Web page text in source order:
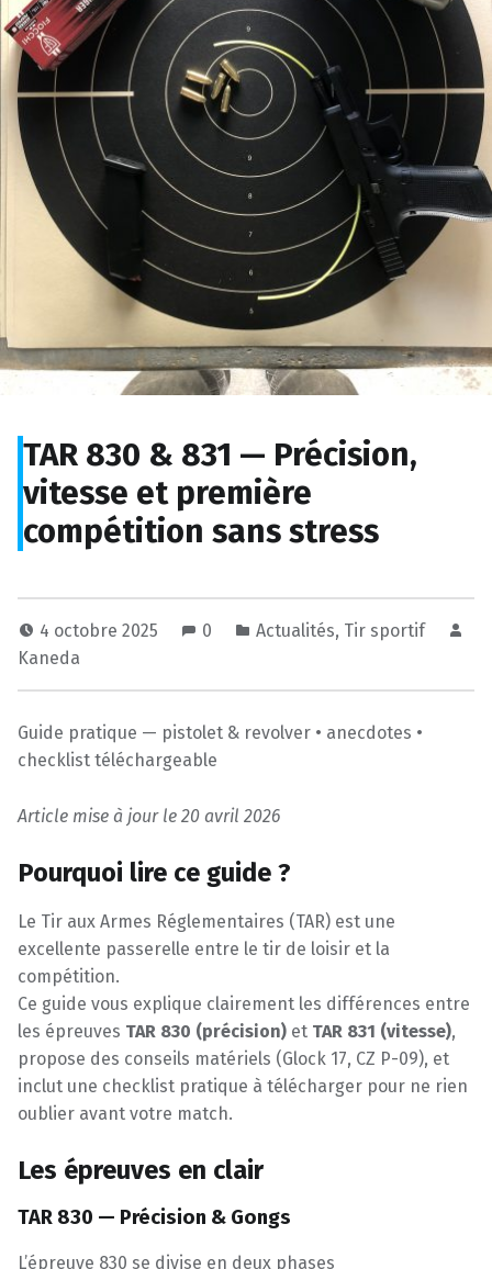
TAR 830 & 831 — Précision,
vitesse et première
compétition sans stress
4 octobre 2025 0 Actualités, Tir sportif
Kaneda
Guide pratique — pistolet & revolver • anecdotes •
checklist téléchargeable
Article mise à jour le 20 avril 2026
Pourquoi lire ce guide ?
Le Tir aux Armes Réglementaires (TAR) est une
excellente passerelle entre le tir de loisir et la
compétition.
Ce guide vous explique clairement les différences entre
les épreuves TAR 830 (précision) et TAR 831 (vitesse),
propose des conseils matériels (Glock 17, CZ P-09), et
inclut une checklist pratique à télécharger pour ne rien
oublier avant votre match.
Les épreuves en clair
TAR 830 — Précision & Gongs
L’épreuve 830 se divise en deux phases